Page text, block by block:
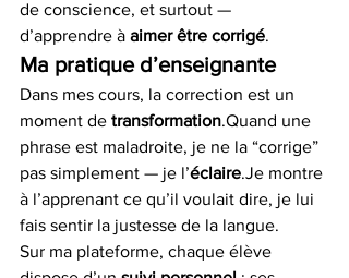
de conscience, et surtout —
d’apprendre à aimer être corrigé.
Ma pratique d’enseignante
Dans mes cours, la correction est un
moment de transformation.Quand une
phrase est maladroite, je ne la “corrige”
pas simplement — je l’éclaire.Je montre
à l’apprenant ce qu’il voulait dire, je lui
fais sentir la justesse de la langue.
Sur ma plateforme, chaque élève